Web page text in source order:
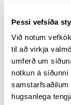
Þessi vefsíða
Við notum
til að virkja
umferð um
notkun á síðunni
samstarfsaðilum
hugsanlega
Lokið